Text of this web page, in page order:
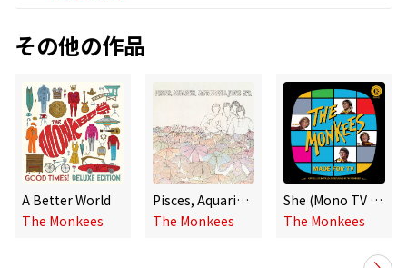
その他の作品
A Better World
The Monkees
Pisces, Aquarius, Capricorn & Jones Ltd. (Super Deluxe Edition)
The Monkees
She (Mono TV Version)
The Monkees